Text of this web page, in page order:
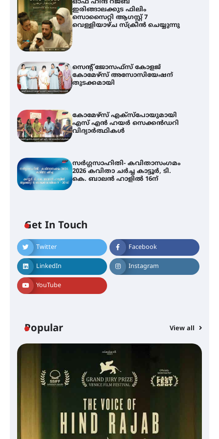
ഓഫ് ഹിന്ദ് റജബ് ”
ഇരിങ്ങാലക്കുട ഫിലിം
സൊസൈറ്റി ആഗസ്റ്റ് 7
വെള്ളിയാഴ്ച സ്‌ക്രീൻ ചെയ്യുന്നു
സെന്റ് ജോസഫ്സ് കോളജ്
കോമേഴ്‌സ് അസോസിയേഷന്
തുടക്കമായി
കോമേഴ്സ് എക്സ്പോയുമായി
എസ് എൻ ഹയർ സെക്കൻഡറി
വിദ്യാർത്ഥികൾ
സർഗ്ഗസാഹിതി- കവിതാസംഗമം
2026 കവിതാ ചർച്ച കാട്ടൂർ, ടി.
കെ. ബാലൻ ഹാളിൽ 16ന്
Get In Touch
Twitter Facebook
LinkedIn Instagram
YouTube
Popular View all
സെന്റ് ജോസഫ്സ് കോളജ്
കോമേഴ്‌സ് അസോസിയേഷന്
തുടക്കമായി
കോമേഴ്സ് എക്സ്പോയുമായി
എസ് എൻ ഹയർ സെക്കൻഡറി
വിദ്യാർത്ഥികൾ